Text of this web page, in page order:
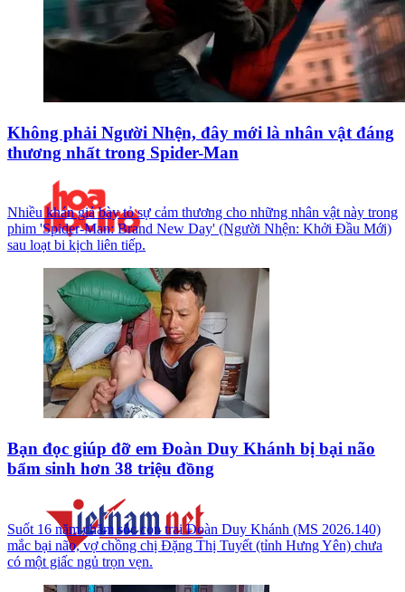
Không phải Người Nhện, đây mới là nhân vật đáng
thương nhất trong Spider-Man
Nhiều khán giả bày tỏ sự cảm thương cho những nhân vật này trong
phim 'Spider-Man: Brand New Day' (Người Nhện: Khởi Đầu Mới)
sau loạt bi kịch liên tiếp.
Bạn đọc giúp đỡ em Đoàn Duy Khánh bị bại não
bẩm sinh hơn 38 triệu đồng
Suốt 16 năm chăm sóc con trai Đoàn Duy Khánh (MS 2026.140)
mắc bại não, vợ chồng chị Đặng Thị Tuyết (tỉnh Hưng Yên) chưa
có một giấc ngủ trọn vẹn.